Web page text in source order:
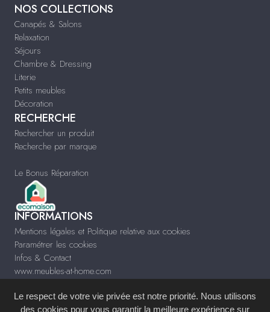
NOS COLLECTIONS
Canapés & Salons
Relaxation
Séjours
Chambre & Dressing
Literie
Petits meubles
Décoration
RECHERCHE
Rechercher un produit
Recherche par marque
Le Bonus Réparation
INFORMATIONS
Mentions légales et Politique relative aux cookies
Paramétrer les cookies
Infos & Contact
www.meubles-at-home.com
Le respect de votre vie privée est notre priorité. Nous utilisons
des cookies pour vous garantir la meilleure expérience sur